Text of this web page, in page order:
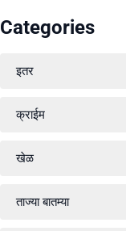
Categories
इतर
क्राईम
खेळ
ताज्या बातम्या